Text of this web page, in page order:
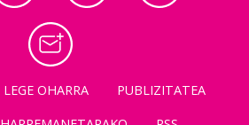
LEGE OHARRA
PUBLIZITATEA